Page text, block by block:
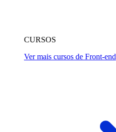
CURSOS
Ver mais cursos de Front-end